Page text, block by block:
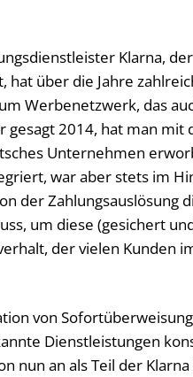
Klarna,
hat über die Jahre
Werbenetzwerk, das
gesagt 2014, hat man
Unternehmen
war aber stets im
der Zahlungsauslösung
um diese (gesichert
der vielen Kunden
von
Dienstleistungen
nun an als Teil der